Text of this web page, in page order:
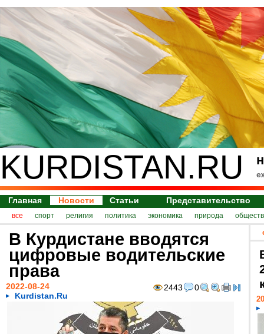
KURDISTAN.RU
Главная Новости Статьи Представительство
все спорт религия политика экономика природа
В Курдистане вводятся
цифровые водительские
права
2443 0
2022-08-24
Kurdistan.Ru